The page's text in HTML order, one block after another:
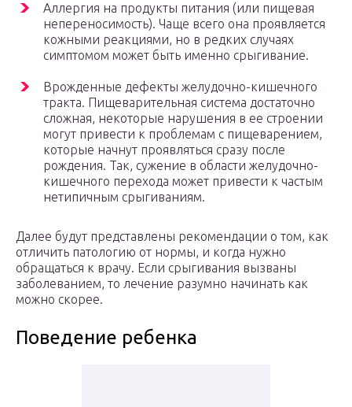
Аллергия на продукты питания (или пищевая
непереносимость). Чаще всего она проявляется
кожными реакциями, но в редких случаях
симптомом может быть именно срыгивание.
Врожденные дефекты желудочно-кишечного
тракта. Пищеварительная система достаточно
сложная, некоторые нарушения в ее строении
могут привести к проблемам с пищеварением,
которые начнут проявляться сразу после
рождения. Так, сужение в области желудочно-
кишечного перехода может привести к частым
нетипичным срыгиваниям.
Далее будут представлены рекомендации о том, как
отличить патологию от нормы, и когда нужно
обращаться к врачу. Если срыгивания вызваны
заболеванием, то лечение разумно начинать как
можно скорее.
Поведение ребенка